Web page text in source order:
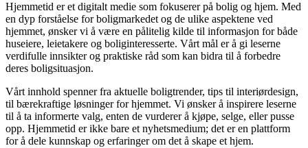
Hjemmetid er et digitalt medie som fokuserer på bolig og hjem. Med
en dyp forståelse for boligmarkedet og de ulike aspektene ved
hjemmet, ønsker vi å være en pålitelig kilde til informasjon for både
huseiere, leietakere og boliginteresserte. Vårt mål er å gi leserne
verdifulle innsikter og praktiske råd som kan bidra til å forbedre
deres boligsituasjon.
Vårt innhold spenner fra aktuelle boligtrender, tips til interiørdesign,
til bærekraftige løsninger for hjemmet. Vi ønsker å inspirere leserne
til å ta informerte valg, enten de vurderer å kjøpe, selge, eller pusse
opp. Hjemmetid er ikke bare et nyhetsmedium; det er en plattform
for å dele kunnskap og erfaringer om det å skape et hjem.